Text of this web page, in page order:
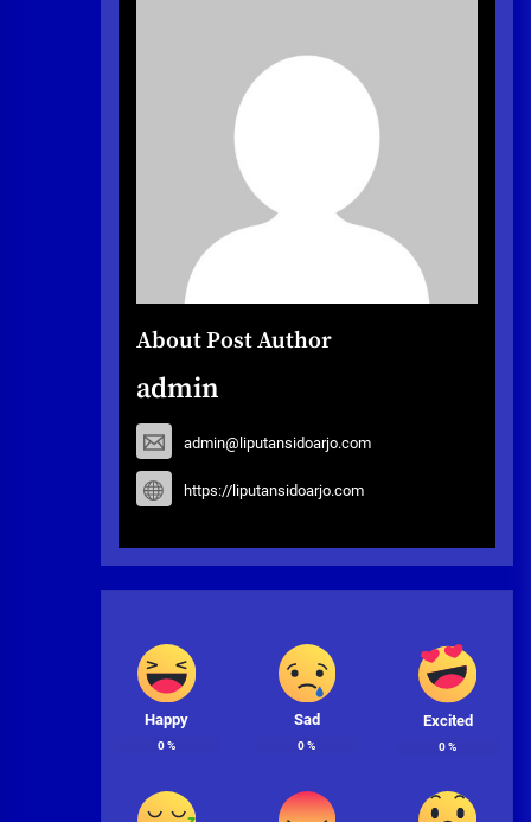
About Post Author
admin
admin@liputansidoarjo.com
https://liputansidoarjo.com
Happy
0%
Sad
0%
Excited
0%